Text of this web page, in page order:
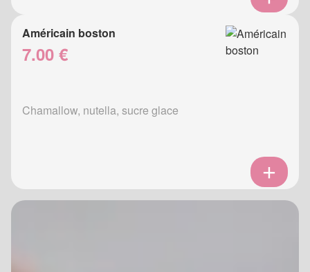
Américain boston
7.00 €
Chamallow, nutella, sucre glace